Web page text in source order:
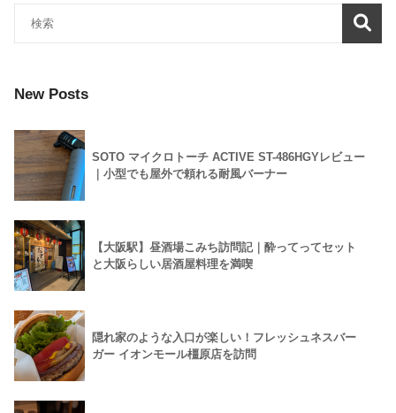
New Posts
SOTO マイクロトーチ ACTIVE ST-486HGYレビュー
｜小型でも屋外で頼れる耐風バーナー
【大阪駅】昼酒場こみち訪問記｜酔ってってセット
と大阪らしい居酒屋料理を満喫
隠れ家のような入口が楽しい！フレッシュネスバー
ガー イオンモール橿原店を訪問